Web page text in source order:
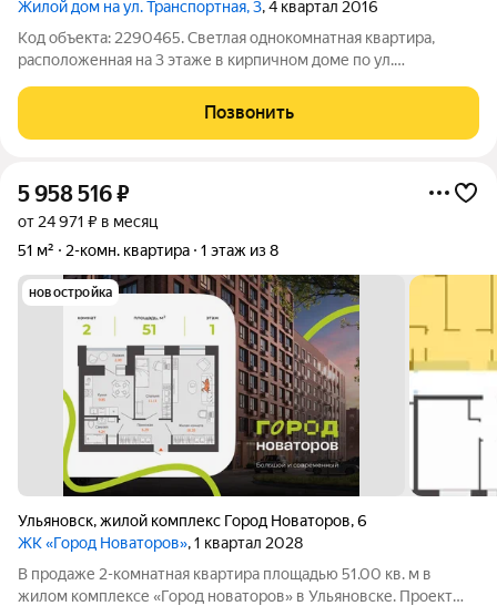
Жилой дом на ул. Транспортная, 3, 4 квартал 2016
Код объекта: 2290465. Светлая однокомнатная квартира,
расположенная на 3 этаже в кирпичном доме по ул.
кв м., кухня 10 кв м. Квартира в строительном варианте, за
исключением ванной, где сделан
Позвонить
5 958 516₽
от 24 971 ₽ в месяц
51 м²
2-комн. квартира 1 этаж из 8
новостройка
Ульяновск,жилой комплекс Город Новаторов,6
ЖК «Город Новаторов», 1 квартал 2028
В продаже 2-комнатная квартира площадью 51.00 кв. м в
жилом комплексе «Город новаторов» в Ульяновске. Проект